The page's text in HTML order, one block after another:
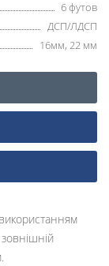
6 футов
ДСП/ЛДСП
16мм, 22 мм